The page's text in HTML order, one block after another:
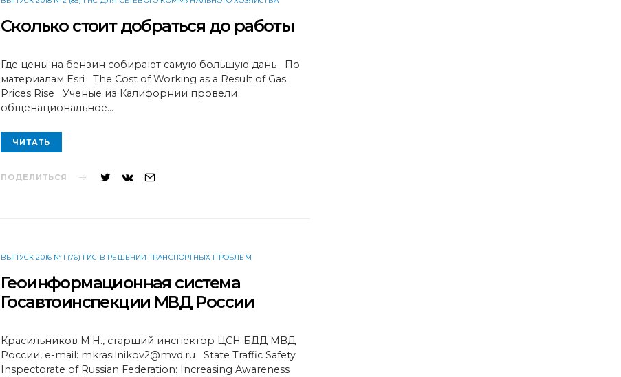
Сколько стоит добраться до работы
Где цены на бензин собирают самую большую дань По
материалам Esri The Cost of Working as a Result of Gas
Prices Rise Ученые из Калифорнии провели
общенациональное…
ЧИТАТЬ
ПОДЕЛИТЬСЯ
ВЫПУСК 2016 №1 (76) ГИС В РЕШЕНИИ ТРАНСПОРТНЫХ ПРОБЛЕМ
Геоинформационная система
Госавтоинспекции МВД России
Красильников М.Н., старший инспектор ЦСН БДД МВД
России, e-mail: mkrasilnikov2@mvd.ru State Traffic Safety
Inspectorate of Russian Federation: Increasing Awareness